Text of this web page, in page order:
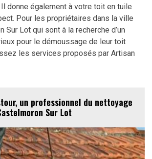
Il donne également à votre toit en tuile
Pour les propriétaires dans la ville
Sur Lot qui sont à la recherche d’un
pour le démoussage de leur toit
les services proposés par Artisan
un professionnel du nettoyage
Sur Lot